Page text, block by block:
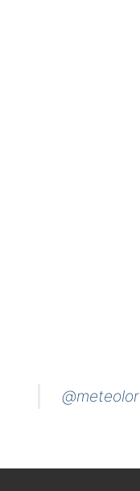
@meteolor